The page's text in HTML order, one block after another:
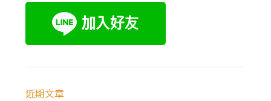
近期文章